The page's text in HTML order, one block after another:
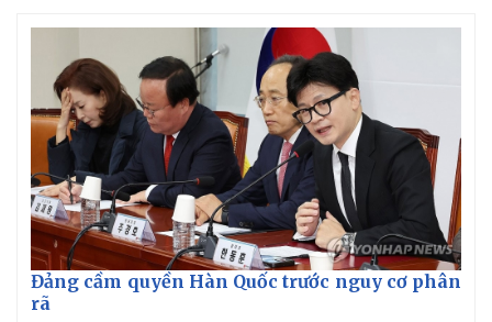
Kinh tế
Bất động sản
Khởi nghiệp
Thị trường
Giá vàng
Tiêu dùng
Tỷ giá
Chứng khoán
Giá cà phê
Đảng cầm quyền Hàn Quốc trước nguy cơ phân
rã